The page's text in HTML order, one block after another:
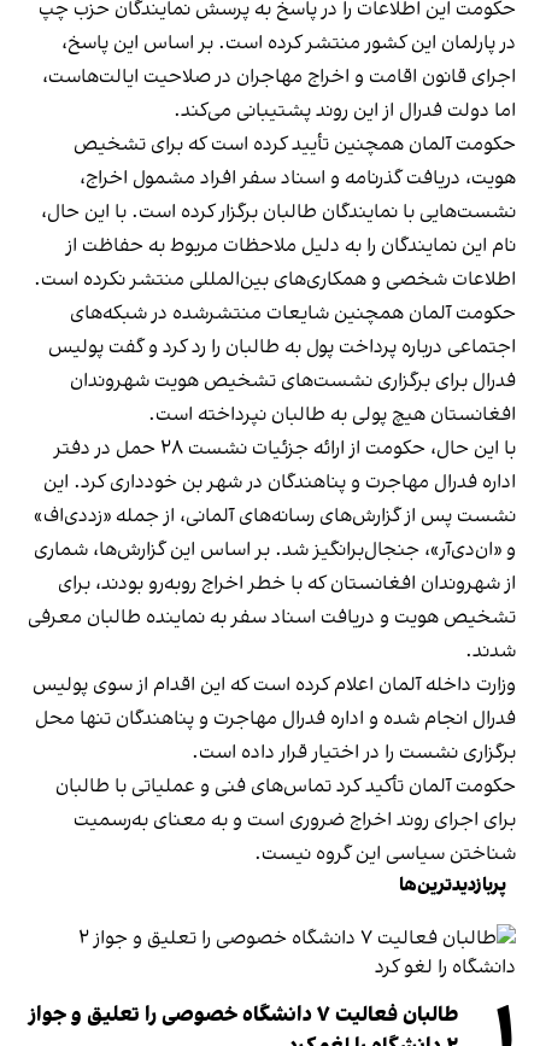
حکومت این اطلاعات را در پاسخ به پرسش نمایندگان حزب چپ
در پارلمان این کشور منتشر کرده است. بر اساس این پاسخ،
اجرای قانون اقامت و اخراج مهاجران در صلاحیت ایالت‌هاست،
اما دولت فدرال از این روند پشتیبانی می‌کند.
حکومت آلمان همچنین تأیید کرده است که برای تشخیص
هویت، دریافت گذرنامه و اسناد سفر افراد مشمول اخراج،
نشست‌هایی با نمایندگان طالبان برگزار کرده است. با این حال،
نام این نمایندگان را به دلیل ملاحظات مربوط به حفاظت از
اطلاعات شخصی و همکاری‌های بین‌المللی منتشر نکرده است.
حکومت آلمان همچنین شایعات منتشرشده در شبکه‌های
اجتماعی درباره پرداخت پول به طالبان را رد کرد و گفت پولیس
فدرال برای برگزاری نشست‌های تشخیص هویت شهروندان
افغانستان هیچ پولی به طالبان نپرداخته است.
با این حال، حکومت از ارائه جزئیات نشست ۲۸ حمل در دفتر
اداره فدرال مهاجرت و پناهندگان در شهر بن خودداری کرد. این
نشست پس از گزارش‌های رسانه‌های آلمانی، از جمله «زددی‌اف»
و «ان‌دی‌آر»، جنجال‌برانگیز شد. بر اساس این گزارش‌ها، شماری
از شهروندان افغانستان که با خطر اخراج روبه‌رو بودند، برای
تشخیص هویت و دریافت اسناد سفر به نماینده طالبان معرفی
شدند.
وزارت داخله آلمان اعلام کرده است که این اقدام از سوی پولیس
فدرال انجام شده و اداره فدرال مهاجرت و پناهندگان تنها محل
برگزاری نشست را در اختیار قرار داده است.
حکومت آلمان تأکید کرد تماس‌های فنی و عملیاتی با طالبان
برای اجرای روند اخراج ضروری است و به معنای به‌رسمیت
شناختن سیاسی این گروه نیست.
پربازدیدترین‌ها
طالبان فعالیت ۷ دانشگاه خصوصی را تعلیق و جواز